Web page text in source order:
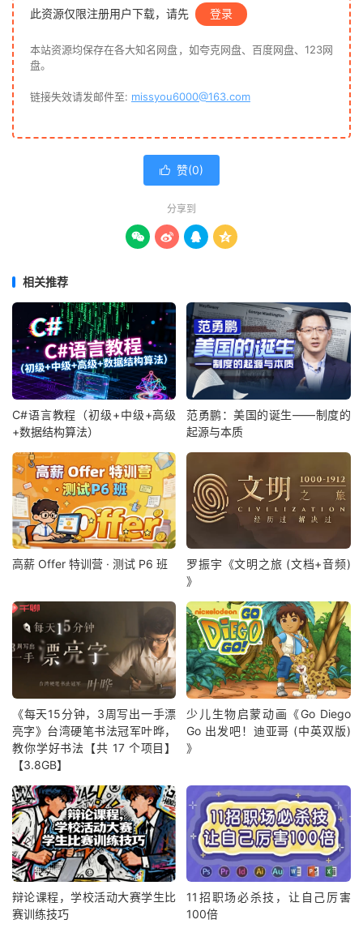
此资源仅限注册用户下载，请先 登录
本站资源均保存在各大知名网盘，如夸克网盘、百度网盘、123网
盘。
链接失效请发邮件至: missyou6000@163.com
 赞(0)
分享到
   
相关推荐
C#语言教程（初级+中级+高级
+数据结构算法）
范勇鹏：美国的诞生——制度的
起源与本质
高薪 Offer 特训营 · 测试 P6 班
罗振宇《文明之旅 (文档+音频)
》
《每天15分钟，3周写出一手漂
亮字》台湾硬笔书法冠军叶晔，
教你学好书法【共 17 个项目】
【3.8GB】
少儿生物启蒙动画《Go Diego
Go 出发吧！迪亚哥 (中英双版)
》
辩论课程，学校活动大赛学生比
赛训练技巧
11招职场必杀技，让自己厉害
100倍